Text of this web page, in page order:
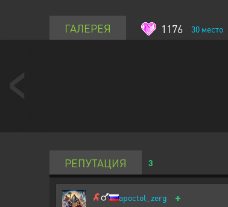
ГАЛЕРЕЯ 1176 30 место
РЕПУТАЦИЯ 3
apoctol_zerg +